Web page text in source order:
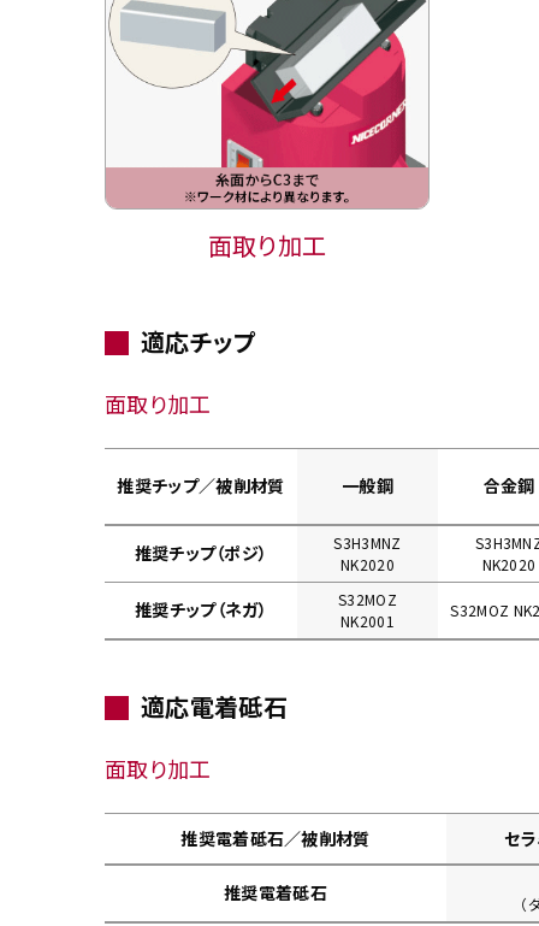
面取り加工
適応チップ
面取り加工
推奨チップ／被削材質 一般鋼 合金鋼
推奨チップ（ポジ）
S3H3MNZ
NK2020
NK2020
推奨チップ（ネガ）
S32MOZ
NK2001
S32MOZ
適応電着砥石
面取り加工
推奨電着砥石／被削材質 セ
推奨電着砥石 （